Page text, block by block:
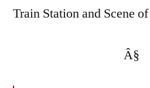
Train Station and Scene
Â§